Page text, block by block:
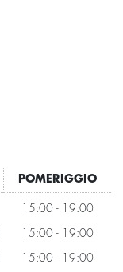
POMERIGGIO
15:00 - 19:00
15:00 - 19:00
15:00 - 19:00